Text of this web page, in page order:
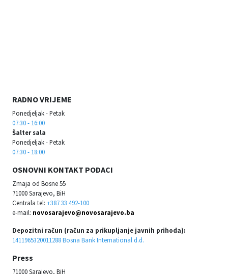
RADNO VRIJEME
Ponedjeljak - Petak
07:30 - 16:00
Šalter sala
Ponedjeljak - Petak
07:30 - 18:00
OSNOVNI KONTAKT PODACI
Zmaja od Bosne 55
71000 Sarajevo, BiH
Centrala tel: +387 33 492-100
e-mail: novosarajevo@novosarajevo.ba
Depozitni račun (račun za prikupljanje javnih prihoda):
1411965320011288 Bosna Bank International d.d.
Press
71000 Sarajevo, BiH